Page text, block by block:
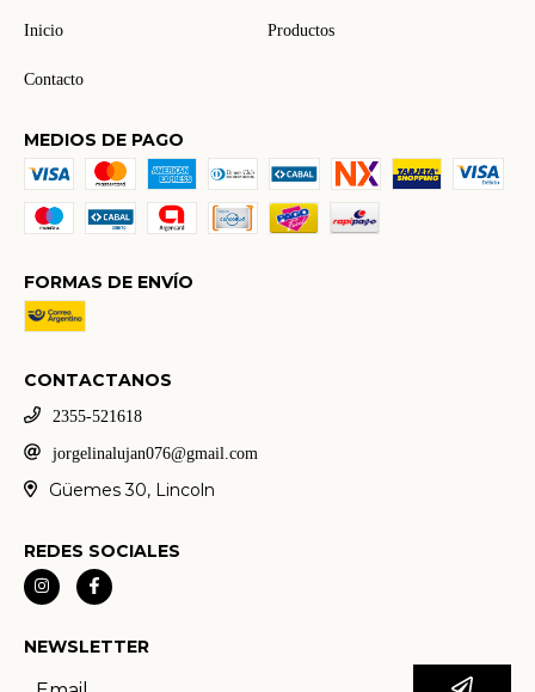
Inicio Productos
Contacto
MEDIOS DE PAGO
FORMAS DE ENVÍO
CONTACTANOS
2355-521618
jorgelinalujan076@gmail.com
Güemes 30, Lincoln
REDES SOCIALES
NEWSLETTER